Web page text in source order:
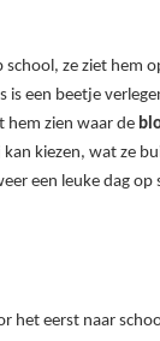
school, ze ziet hem
is een beetje
hem zien waar de
kiezen, wat ze
een leuke dag op
het eerst naar